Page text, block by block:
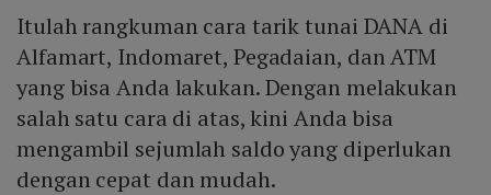
Itulah rangkuman cara tarik tunai DANA di
Alfamart, Indomaret, Pegadaian, dan ATM
yang bisa Anda lakukan. Dengan melakukan
salah satu cara di atas, kini Anda bisa
mengambil sejumlah saldo yang diperlukan
dengan cepat dan mudah.